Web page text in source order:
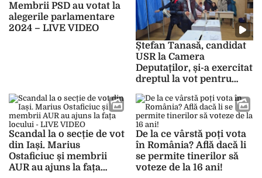
Membrii PSD au votat la
alegerile parlamentare
2024 – LIVE VIDEO
Ștefan Tanasă, candidat
USR la Camera
Deputaților, și-a exercitat
dreptul la vot pentru
2024
Scandal la o secție de vot
din Iași. Marius
Ostaficiuc și membrii
AUR au ajuns la fața
De la ce vârstă poți vota
în România? Află dacă li
se permite tinerilor să
voteze de la 16 ani!